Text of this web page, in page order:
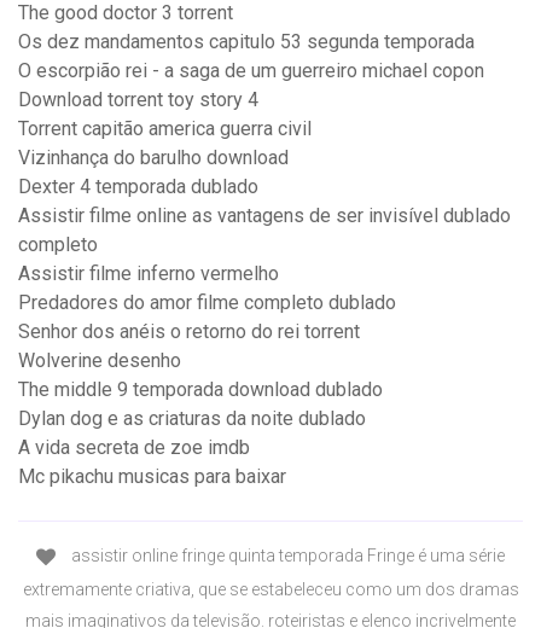
The good doctor 3 torrent
Os dez mandamentos capitulo 53 segunda temporada
O escorpião rei - a saga de um guerreiro michael copon
Download torrent toy story 4
Torrent capitão america guerra civil
Vizinhança do barulho download
Dexter 4 temporada dublado
Assistir filme online as vantagens de ser invisível dublado
completo
Assistir filme inferno vermelho
Predadores do amor filme completo dublado
Senhor dos anéis o retorno do rei torrent
Wolverine desenho
The middle 9 temporada download dublado
Dylan dog e as criaturas da noite dublado
A vida secreta de zoe imdb
Mc pikachu musicas para baixar
assistir online fringe quinta temporada Fringe é uma série
extremamente criativa, que se estabeleceu como um dos dramas
mais imaginativos da televisão. roteiristas e elenco incrivelmente